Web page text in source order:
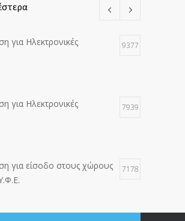
για Ηλεκτρονικές
9377
για Ηλεκτρονικές
7939
για είσοδο στους χώρους
7178